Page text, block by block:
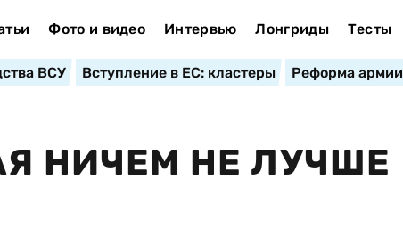
Фото и видео Интервью Лонгриды Тесты
ВСУ Вступление в ЕС: кластеры Реформа армии
НИЧЕМ НЕ ЛУЧШЕ